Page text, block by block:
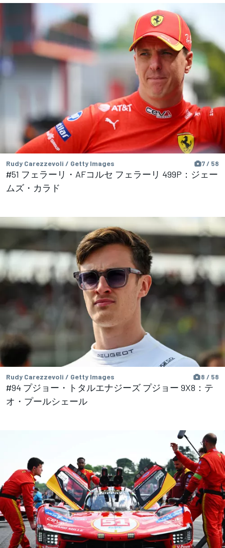
Rudy Carezzevoli / Getty Images 7 / 58
#51 フェラーリ・AFコルセ フェラーリ 499P：ジェー
ムズ・カラド
Rudy Carezzevoli / Getty Images 8 / 58
#94 プジョー・トタルエナジーズ プジョー 9X8：テ
オ・プールシェール